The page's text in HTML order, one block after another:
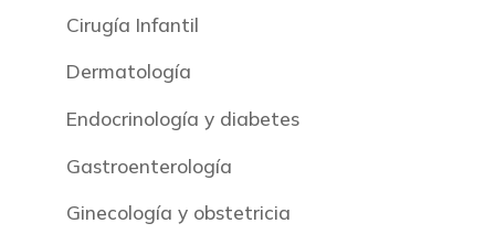
Cirugía Infantil
Dermatología
Endocrinología y diabetes
Gastroenterología
Ginecología y obstetricia